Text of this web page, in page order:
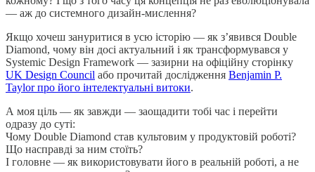
— аж до системного дизайн-мислення?
Якщо хочеш зануритися в усю історію — як з’явився Double
Diamond, чому він досі актуальний і як трансформувався у
Systemic Design Framework — зазирни на офіційну сторінку
UK Design Council або прочитай дослідження Benjamin P.
Taylor про його інтелектуальні витоки.
А моя ціль — як завжди — заощадити тобі час і перейти
одразу до суті:
Чому Double Diamond став культовим у продуктовій роботі?
Що насправді за ним стоїть?
І головне — як використовувати його в реальній роботі, а не